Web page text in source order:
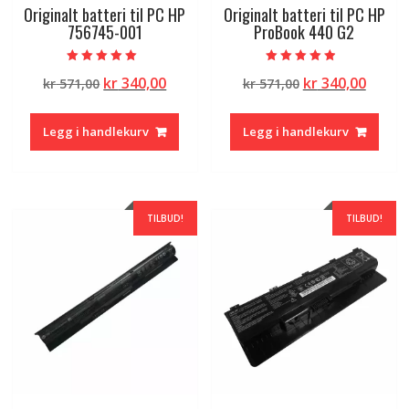
Originalt batteri til PC HP
756745-001
5.00
av 5
kr571,00 Opprinnelig
var:
kr 571,00.
kr340,00Nåværende
kr 340,00.
Legg i handlekurv
Originalt batteri til PC HP
ProBook 440 G2
4.50
av 5
kr571,00 Opprinnelig
var:
kr 571,00.
kr340,00
kr
Legg i handlekurv
TILBUD! TILBUD!